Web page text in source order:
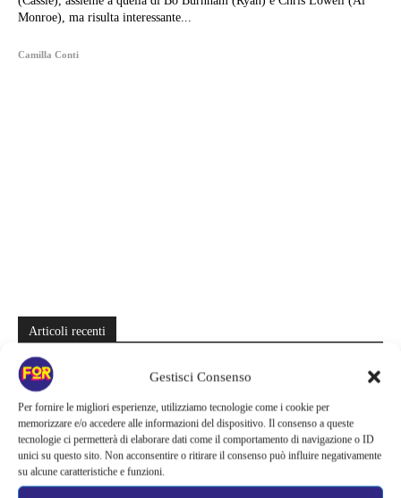
Gestisci Consenso
Per fornire le migliori esperienze, utilizziamo tecnologie come i cookie per
memorizzare e/o accedere alle informazioni del dispositivo. Il consenso a queste
tecnologie ci permetterà di elaborare dati come il comportamento di navigazione o ID
unici su questo sito. Non acconsentire o ritirare il consenso può influire negativamente
su alcune caratteristiche e funzioni.
Monroe), ma risulta interessante...
Camilla Conti
Articoli recenti
Spider-Man: Brand New Day riapre una vecchia ferita | Il finale
alimenta una nuova teoria: il dettaglio che coinvolge i due più amati
Barbie 2 rischia di saltare | Warner Bros. ha pochi mesi per trovare un
accordo: il dubbio che divide Hollywood
La bocca del diavolo arriva su Prime Video, squali e claustrofobia nel